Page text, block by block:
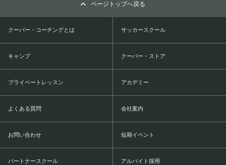
ページトップへ戻る
クーバー・コーチングとは サッカースクール
キャンプ クーバー・ストア
プライベートレッスン アカデミー
よくある質問 会社案内
お問い合わせ 短期イベント
パートナースクール アルバイト採用